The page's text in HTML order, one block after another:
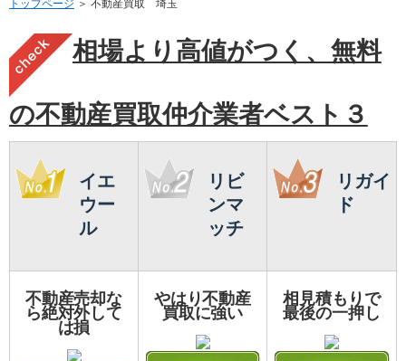
トップページ ＞ 不動産買取 埼玉
相場より高値がつく、無料
の不動産買取仲介業者ベスト３
イエ
ウー
ル
リビ
ンマ
ッチ
リガイ
ド
不動産売却な
ら絶対外して
は損
やはり不動産
買取に強い
相見積もりで
最後の一押し